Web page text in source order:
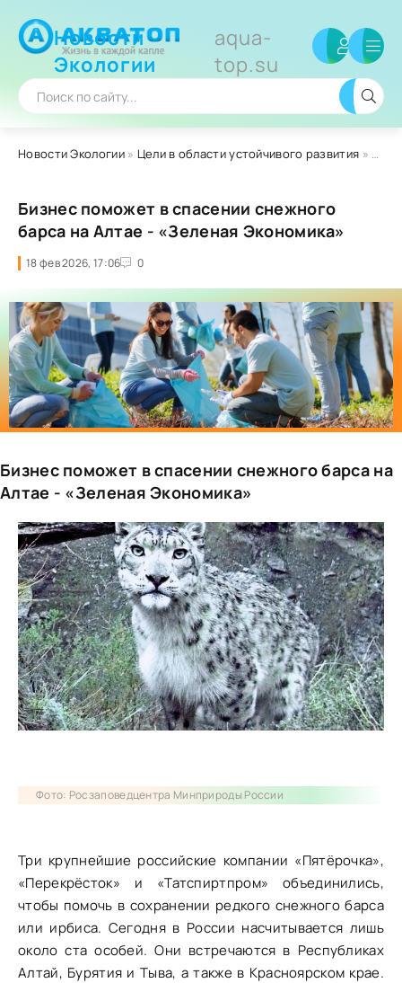
Новости
Экологии
aqua-
top.su
Новости Экологии» Цели в области устойчивого развития » Бизнес поможет в спасении снежного барса на Алтае - «Зеленая Экономика»
Бизнес поможет в спасении снежного
барса на Алтае - «Зеленая Экономика»
18 фев 2026, 17:06 0
Бизнес поможет в спасении снежного барса на
Алтае - «Зеленая Экономика»
Фото: Росзаповедцентра Минприроды России
Три крупнейшие российские компании «Пятёрочка»,
«Перекрёсток» и «Татспиртпром» объединились,
чтобы помочь в сохранении редкого снежного барса
или ирбиса. Сегодня в России насчитывается лишь
около ста особей. Они встречаются в Республиках
Алтай, Бурятия и Тыва, а также в Красноярском крае.